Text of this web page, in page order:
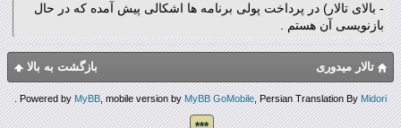
- بالای تالار) در پرداخت پولی برنامه ها اشکالی پیش آمده که در حال
بازنویسی آن هستم .
بازگشت به بالا تالار میدوری
Powered byMyBB, mobile version byMyBB GoMobile, Persian Translation ByMidori
.